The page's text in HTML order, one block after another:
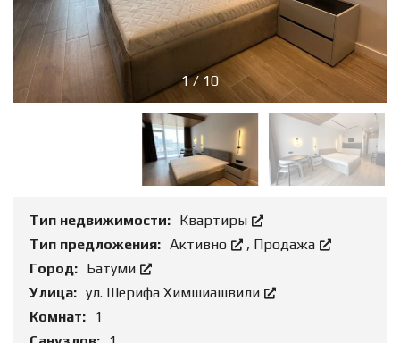
1/ 10
Тип недвижимости: Квартиры
Тип предложения: Активно , Продажа
Город: Батуми
Улица: ул. Шерифа Химшиашвили
Комнат: 1